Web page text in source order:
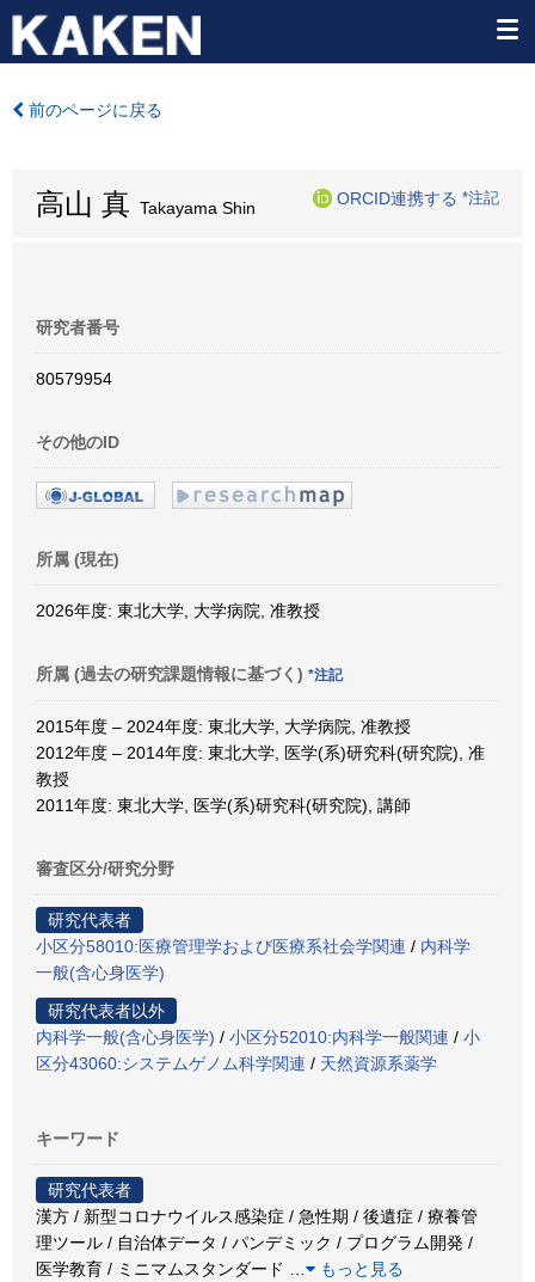
前のページに戻る
高山 真 Takayama Shin
ORCID連携する *注記
研究者番号
80579954
その他のID
所属 (現在)
2026年度: 東北大学, 大学病院, 准教授
所属 (過去の研究課題情報に基づく) *注記
2015年度 – 2024年度: 東北大学, 大学病院, 准教授
2012年度 – 2014年度: 東北大学, 医学(系)研究科(研究院), 准
教授
2011年度: 東北大学, 医学(系)研究科(研究院), 講師
審査区分/研究分野
研究代表者
小区分58010:医療管理学および医療系社会学関連 / 内科学
一般(含心身医学)
研究代表者以外
内科学一般(含心身医学) / 小区分52010:内科学一般関連 / 小
区分43060:システムゲノム科学関連 / 天然資源系薬学
キーワード
研究代表者
漢方 / 新型コロナウイルス感染症 / 急性期 / 後遺症 / 療養管
理ツール / 自治体データ / パンデミック / プログラム開発 /
医学教育 / ミニマムスタンダード
もっと見る